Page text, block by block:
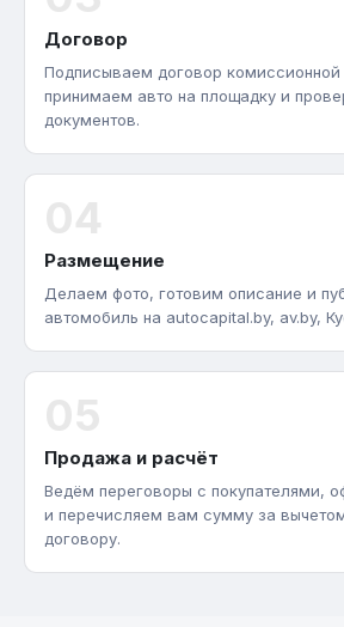
Договор
Подписываем договор
принимаем авто на площадку и
документов.
Размещение
Делаем фото, готовим описание и
автомобиль на autocapital.by, av.by,
Продажа и расчёт
Ведём переговоры с покупателями,
и перечисляем вам сумму за
договору.